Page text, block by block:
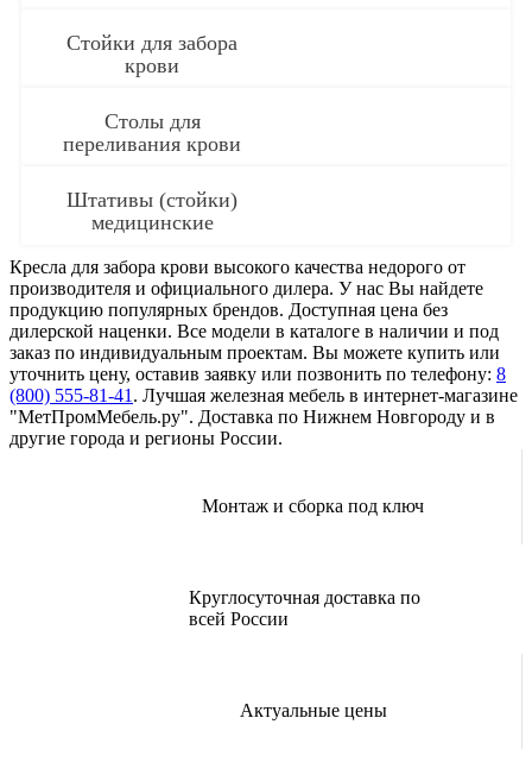
Стойки для забора
крови
Столы для
переливания крови
Штативы (стойки)
медицинские
Кресла для забора крови высокого качества недорого от
производителя и официального дилера. У нас Вы найдете
продукцию популярных брендов. Доступная цена без
дилерской наценки. Все модели в каталоге в наличии и под
заказ по индивидуальным проектам. Вы можете купить или
уточнить цену, оставив заявку или позвонить по телефону: 8
(800) 555-81-41 . Лучшая железная мебель в интернет-магазине
"МетПромМебель.ру". Доставка по Нижнем Новгороду и в
другие города и регионы России.
Монтаж и сборка под ключ
Круглосуточная доставка по
всей России
Актуальные цены